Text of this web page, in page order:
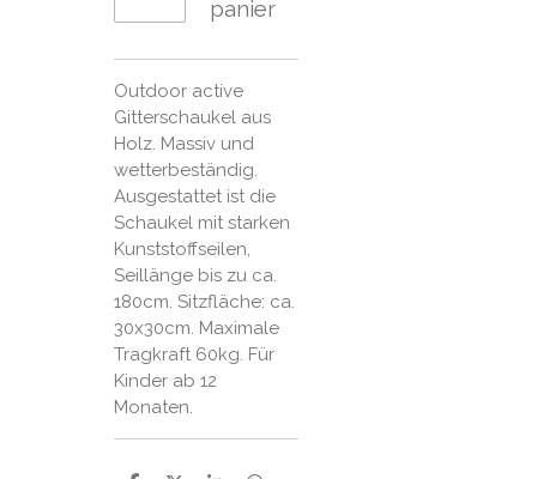
panier
Outdoor active
Gitterschaukel aus
Holz. Massiv und
wetterbeständig.
Ausgestattet ist die
Schaukel mit starken
Kunststoffseilen,
Seillänge bis zu ca.
180cm. Sitzfläche: ca.
30x30cm. Maximale
Tragkraft 60kg. Für
Kinder ab 12
Monaten.